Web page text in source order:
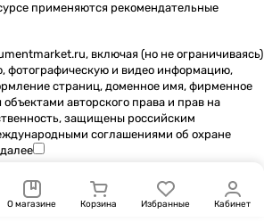
применяются рекомендательные
включая (но не ограничиваясь)
фотографическую и видео информацию,
страниц, доменное имя, фирменное
авторского права и прав на
защищены российским
соглашениями об охране
О магазине Корзина Избранные Кабинет